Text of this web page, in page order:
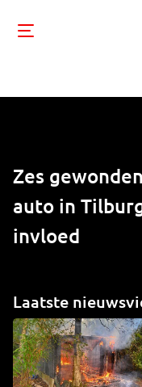
Zes
auto in
invloed
Laatste